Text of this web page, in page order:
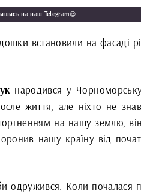
на наш Telegram😉
встановили на фасаді
народився у
життя, але ніхто не
на нашу землю,
нашу країну від
одружився. Коли почалася